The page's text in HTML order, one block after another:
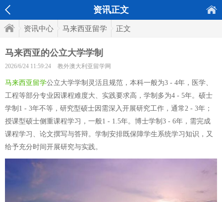
资讯正文
资讯中心 马来西亚留学 正文
马来西亚的公立大学学制
2026/6/24 11:59:24 教外澳大利亚留学网
马来西亚留学公立大学学制灵活且规范，本科一般为3 - 4年，医学、
工程等部分专业因课程难度大、实践要求高，学制多为4 - 5年。硕士
学制1 - 3年不等，研究型硕士因需深入开展研究工作，通常2 - 3年；
授课型硕士侧重课程学习，一般1 - 1.5年。博士学制3 - 6年，需完成
课程学习、论文撰写与答辩。学制安排既保障学生系统学习知识，又
给予充分时间开展研究与实践。